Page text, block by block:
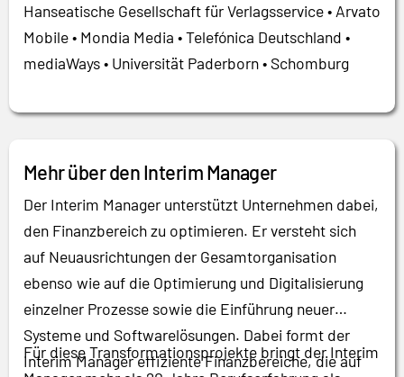
Hanseatische Gesellschaft für Verlagsservice • Arvato
Mobile • Mondia Media • Telefónica Deutschland •
mediaWays • Universität Paderborn • Schomburg
Mehr über den Interim Manager
Der Interim Manager unterstützt Unternehmen dabei,
den Finanzbereich zu optimieren. Er versteht sich
auf Neuausrichtungen der Gesamtorganisation
ebenso wie auf die Optimierung und Digitalisierung
einzelner Prozesse sowie die Einführung neuer
Systeme und Softwarelösungen. Dabei formt der
Interim Manager effiziente Finanzbereiche, die auf
Für diese Transformationsprojekte bringt der Interim